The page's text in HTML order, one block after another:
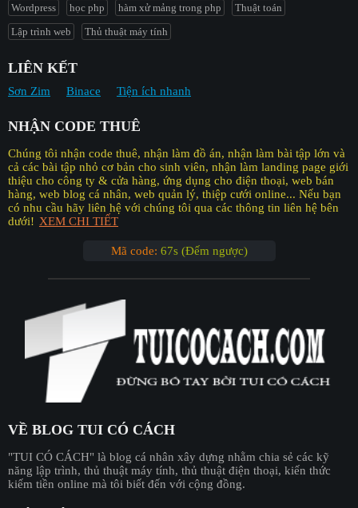
Wordpress
học php hàm xử mảng trong php
Thuật toán
Lập trình web
Thủ thuật máy tính
LIÊN KẾT
Sơn Zim Binace Tiện ích nhanh
NHẬN CODE THUÊ
Chúng tôi nhận code thuê, nhận làm đồ án, nhận làm bài tập lớn và
cả các bài tập nhỏ cơ bản cho sinh viên, nhận làm landing page giới
thiệu cho công ty & cửa hàng, ứng dụng cho điện thoại, web bán
hàng, web blog cá nhân, web quản lý, thiệp cưới online... Nếu bạn
có nhu cầu hãy liên hệ với chúng tôi qua các thông tin liên hệ bên
dưới! XEM CHI TIẾT
Mã code: 67s (Đếm ngược)
VỀ BLOG TUI CÓ CÁCH
"︎TUI CÓ CÁCH" là blog cá nhân xây dựng nhằm chia sẻ các kỹ
năng lập trình, thủ thuật máy tính, thủ thuật điện thoại, kiến thức
kiếm tiền online mà tôi biết đến với cộng đồng.